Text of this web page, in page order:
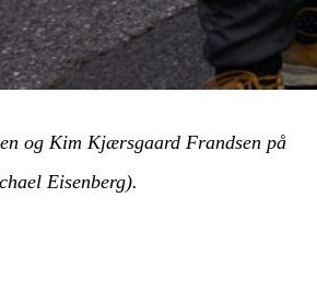
og Kim Kjærsgaard Frandsen på
Eisenberg).